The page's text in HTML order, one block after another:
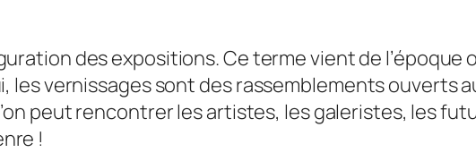
des expositions. Ce terme vient de l’époque
les vernissages sont des rassemblements ouverts
peut rencontrer les artistes, les galeristes, les
!